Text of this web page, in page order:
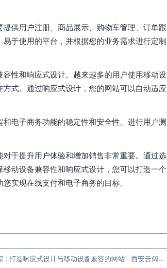
供用户注册、商品展示、购物车管理、订单跟
于使用的平台，并根据您的业务需求进行定制
性和响应式设计。越来越多的用户使用移动设
式。通过响应式设计，您的网站可以自动适应
电子商务功能的稳定性和安全性。进行用户测
于提升用户体验和增加销售非常重要。通过选
动设备兼容性和响应式设计，您可以打造一个
实现在线支付和电子商务的目标。
: 打造响应式设计与移动设备兼容的网站 - 西安云阔网络